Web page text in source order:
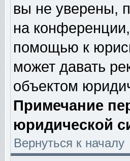
вы не уверены,
на
помощью к
может давать
объектом
Примечание
юридической
Вернуться к началу